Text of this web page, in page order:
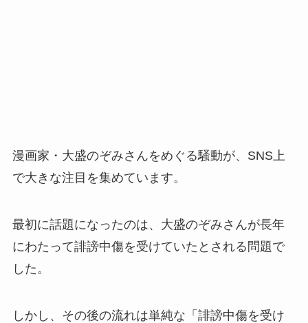
漫画家・大盛のぞみさんをめぐる騒動が、SNS上
で大きな注目を集めています。
最初に話題になったのは、大盛のぞみさんが長年
にわたって誹謗中傷を受けていたとされる問題で
した。
しかし、その後の流れは単純な「誹謗中傷を受け